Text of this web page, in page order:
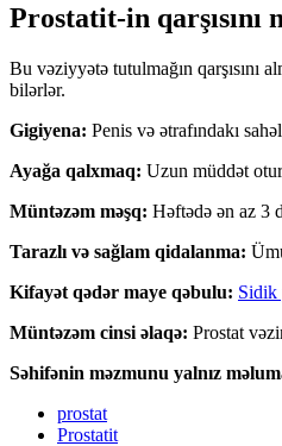
Prostatit-in qarşısını
Bu vəziyyətə tutulmağın
bilərlər.
Gigiyena: Penis və ətrafındakı
Ayağa qalxmaq: Uzun müddət
Müntəzəm məşq: Həftədə ən az 3
Tarazlı və sağlam qidalanma:
Kifayət qədər maye qəbulu: Sidik
Müntəzəm cinsi əlaqə: Prostat
Səhifənin məzmunu yalnız
prostat
Prostatit